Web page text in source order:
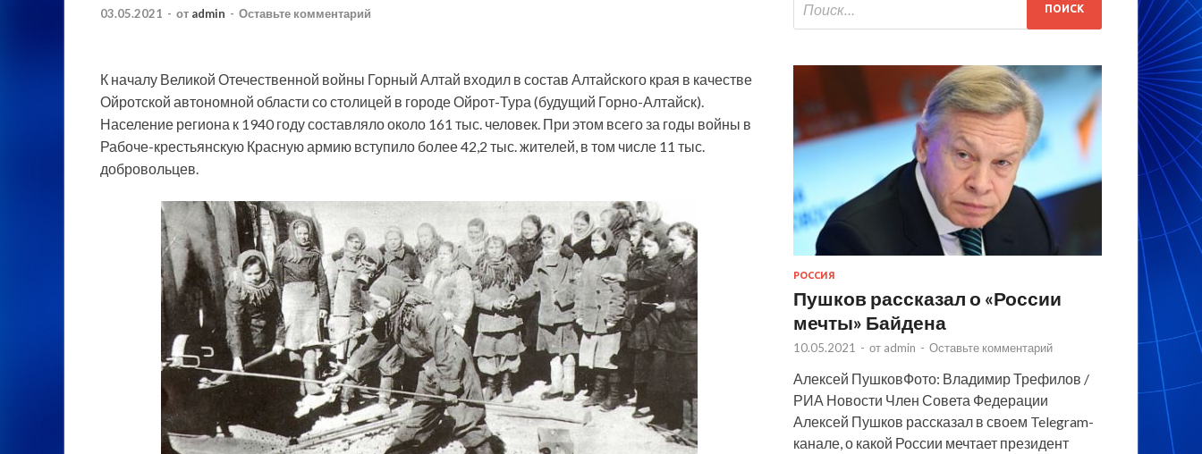
03.05.2021 - от admin - Оставьте комментарий
К началу Великой Отечественной войны Горный Алтай входил в состав Алтайского края в качестве
Ойротской автономной области со столицей в городе Ойрот-Тура (будущий Горно-Алтайск).
Население региона к 1940 году составляло около 161 тыс. человек. При этом всего за годы войны в
Рабоче-крестьянскую Красную армию вступило более 42,2 тыс. жителей, в том числе 11 тыс.
добровольцев.
РОССИЯ
Пушков рассказал о «России
мечты» Байдена
10.05.2021 - от admin - Оставьте комментарий
Алексей ПушковФото: Владимир Трефилов /
РИА Новости Член Совета Федерации
Алексей Пушков рассказал в своем Telegram-
канале, о какой России мечтает президент